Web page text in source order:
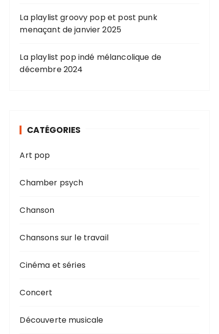
La playlist groovy pop et post punk
menaçant de janvier 2025
La playlist pop indé mélancolique de
décembre 2024
CATÉGORIES
Art pop
Chamber psych
Chanson
Chansons sur le travail
Cinéma et séries
Concert
Découverte musicale